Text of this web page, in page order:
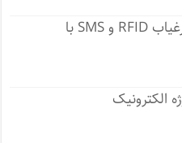
پروژه سیستم حضورغیاب RFID و SMS با
الکترونیک